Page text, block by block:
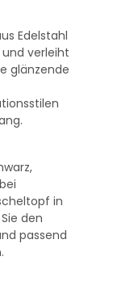
Edelstahl
verleiht
glänzende
in
den
passend